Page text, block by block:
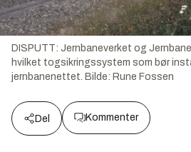
DISPUTT: Jernbaneverket og
hvilket togsikringssystem som bør
jernbanenettet. Bilde: Rune Fossen
Del Kommenter